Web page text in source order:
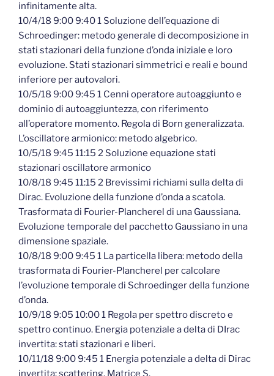
infinitamente alta.
10/4/18 9:00 9:40 1 Soluzione dell’equazione di
Schroedinger: metodo generale di decomposizione in
stati stazionari della funzione d’onda iniziale e loro
evoluzione. Stati stazionari simmetrici e reali e bound
inferiore per autovalori.
10/5/18 9:00 9:45 1 Cenni operatore autoaggiunto e
dominio di autoaggiuntezza, con riferimento
all’operatore momento. Regola di Born generalizzata.
L’oscillatore armionico: metodo algebrico.
10/5/18 9:45 11:15 2 Soluzione equazione stati
stazionari oscillatore armonico
10/8/18 9:45 11:15 2 Brevissimi richiami sulla delta di
Dirac. Evoluzione della funzione d’onda a scatola.
Trasformata di Fourier-Plancherel di una Gaussiana.
Evoluzione temporale del pacchetto Gaussiano in una
dimensione spaziale.
10/8/18 9:00 9:45 1 La particella libera: metodo della
trasformata di Fourier-Plancherel per calcolare
l’evoluzione temporale di Schroedinger della funzione
d’onda.
10/9/18 9:05 10:00 1 Regola per spettro discreto e
spettro continuo. Energia potenziale a delta di DIrac
invertita: stati stazionari e liberi.
10/11/18 9:00 9:45 1 Energia potenziale a delta di Dirac
invertita: scattering. Matrice S.